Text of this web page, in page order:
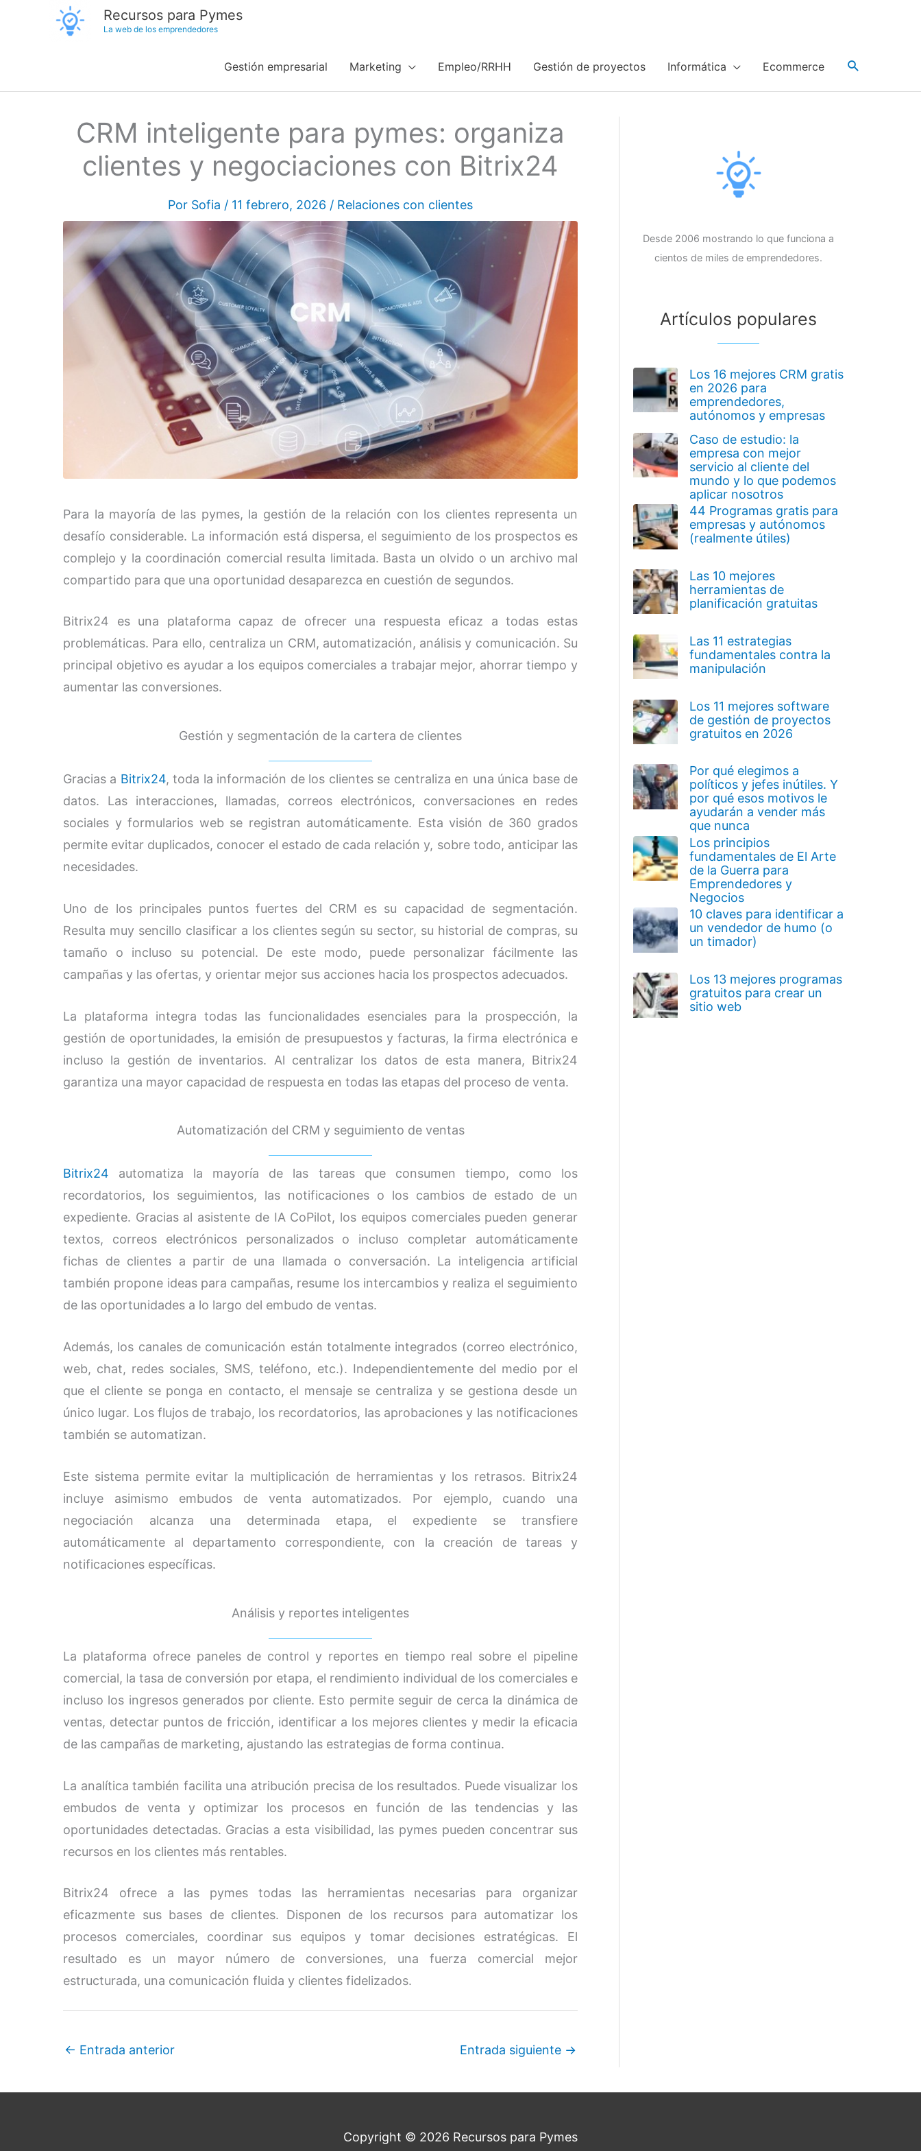
Recursos para Pymes
La web de los emprendedores
Gestión empresarial Marketing Empleo/RRHH Gestión de proyectos Informática Ecommerce
CRM inteligente para pymes: organiza
clientes y negociaciones con Bitrix24
Por Sofia / 11 febrero, 2026 / Relaciones con clientes
Para la mayoría de las pymes, la gestión de la relación con los clientes representa un
desafío considerable. La información está dispersa, el seguimiento de los prospectos es
complejo y la coordinación comercial resulta limitada. Basta un olvido o un archivo mal
compartido para que una oportunidad desaparezca en cuestión de segundos.
Bitrix24 es una plataforma capaz de ofrecer una respuesta eficaz a todas estas
problemáticas. Para ello, centraliza un CRM, automatización, análisis y comunicación. Su
principal objetivo es ayudar a los equipos comerciales a trabajar mejor, ahorrar tiempo y
aumentar las conversiones.
Gestión y segmentación de la cartera de clientes
Gracias a Bitrix24, toda la información de los clientes se centraliza en una única base de
datos. Las interacciones, llamadas, correos electrónicos, conversaciones en redes
sociales y formularios web se registran automáticamente. Esta visión de 360 grados
permite evitar duplicados, conocer el estado de cada relación y, sobre todo, anticipar las
necesidades.
Uno de los principales puntos fuertes del CRM es su capacidad de segmentación.
Resulta muy sencillo clasificar a los clientes según su sector, su historial de compras, su
tamaño o incluso su potencial. De este modo, puede personalizar fácilmente las
campañas y las ofertas, y orientar mejor sus acciones hacia los prospectos adecuados.
La plataforma integra todas las funcionalidades esenciales para la prospección, la
gestión de oportunidades, la emisión de presupuestos y facturas, la firma electrónica e
incluso la gestión de inventarios. Al centralizar los datos de esta manera, Bitrix24
garantiza una mayor capacidad de respuesta en todas las etapas del proceso de venta.
Automatización del CRM y seguimiento de ventas
Bitrix24 automatiza la mayoría de las tareas que consumen tiempo, como los
recordatorios, los seguimientos, las notificaciones o los cambios de estado de un
expediente. Gracias al asistente de IA CoPilot, los equipos comerciales pueden generar
textos, correos electrónicos personalizados o incluso completar automáticamente
fichas de clientes a partir de una llamada o conversación. La inteligencia artificial
también propone ideas para campañas, resume los intercambios y realiza el seguimiento
de las oportunidades a lo largo del embudo de ventas.
Además, los canales de comunicación están totalmente integrados (correo electrónico,
web, chat, redes sociales, SMS, teléfono, etc.). Independientemente del medio por el
que el cliente se ponga en contacto, el mensaje se centraliza y se gestiona desde un
único lugar. Los flujos de trabajo, los recordatorios, las aprobaciones y las notificaciones
también se automatizan.
Este sistema permite evitar la multiplicación de herramientas y los retrasos. Bitrix24
incluye asimismo embudos de venta automatizados. Por ejemplo, cuando una
negociación alcanza una determinada etapa, el expediente se transfiere
automáticamente al departamento correspondiente, con la creación de tareas y
notificaciones específicas.
Análisis y reportes inteligentes
La plataforma ofrece paneles de control y reportes en tiempo real sobre el pipeline
comercial, la tasa de conversión por etapa, el rendimiento individual de los comerciales e
incluso los ingresos generados por cliente. Esto permite seguir de cerca la dinámica de
ventas, detectar puntos de fricción, identificar a los mejores clientes y medir la eficacia
de las campañas de marketing, ajustando las estrategias de forma continua.
La analítica también facilita una atribución precisa de los resultados. Puede visualizar los
embudos de venta y optimizar los procesos en función de las tendencias y las
oportunidades detectadas. Gracias a esta visibilidad, las pymes pueden concentrar sus
recursos en los clientes más rentables.
Bitrix24 ofrece a las pymes todas las herramientas necesarias para organizar
eficazmente sus bases de clientes. Disponen de los recursos para automatizar los
procesos comerciales, coordinar sus equipos y tomar decisiones estratégicas. El
resultado es un mayor número de conversiones, una fuerza comercial mejor
estructurada, una comunicación fluida y clientes fidelizados.
← Entrada anterior Entrada siguiente →
Desde 2006 mostrando lo que funciona a
cientos de miles de emprendedores.
Artículos populares
Los 16 mejores CRM gratis
en 2026 para
emprendedores,
autónomos y empresas
Caso de estudio: la
empresa con mejor
servicio al cliente del
mundo y lo que podemos
aplicar nosotros
44 Programas gratis para
empresas y autónomos
(realmente útiles)
Las 10 mejores
herramientas de
planificación gratuitas
Las 11 estrategias
fundamentales contra la
manipulación
Los 11 mejores software
de gestión de proyectos
gratuitos en 2026
Por qué elegimos a
políticos y jefes inútiles. Y
por qué esos motivos le
ayudarán a vender más
que nunca
Los principios
fundamentales de El Arte
de la Guerra para
Emprendedores y
Negocios
10 claves para identificar a
un vendedor de humo (o
un timador)
Los 13 mejores programas
gratuitos para crear un
sitio web
Copyright © 2026 Recursos para Pymes